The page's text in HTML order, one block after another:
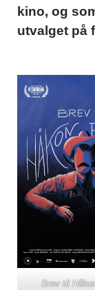
kino, og
utvalget på
Brev til